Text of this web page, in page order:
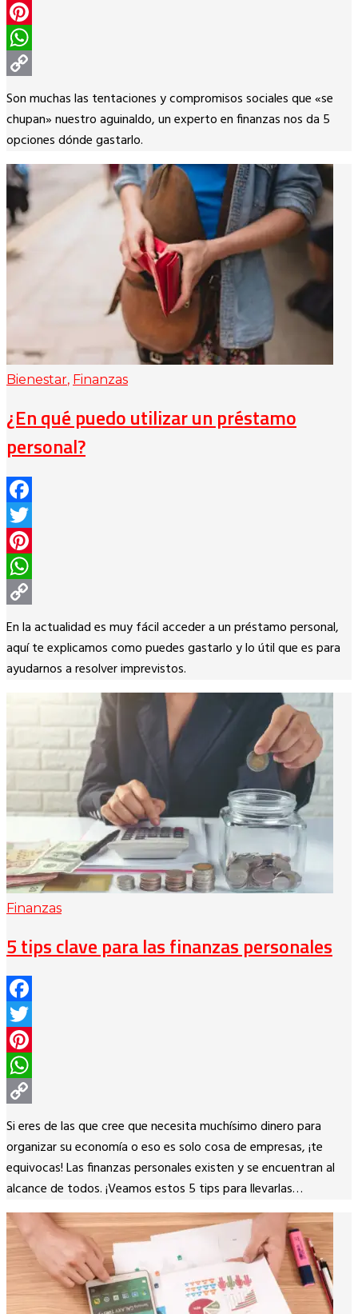
Twitter
Pinterest
WhatsApp
Copy
Link
Son muchas las tentaciones y compromisos sociales que «se
chupan» nuestro aguinaldo, un experto en finanzas nos da 5
opciones dónde gastarlo.
Bienestar, Finanzas
¿En qué puedo utilizar un préstamo
personal?
Facebook
Twitter
Pinterest
WhatsApp
Copy
Link
En la actualidad es muy fácil acceder a un préstamo personal,
aquí te explicamos como puedes gastarlo y lo útil que es para
ayudarnos a resolver imprevistos.
Finanzas
5 tips clave para las finanzas personales
Facebook
Twitter
Pinterest
WhatsApp
Copy
Link
Si eres de las que cree que necesita muchísimo dinero para
organizar su economía o eso es solo cosa de empresas, ¡te
equivocas! Las finanzas personales existen y se encuentran al
alcance de todos. ¡Veamos estos 5 tips para llevarlas…